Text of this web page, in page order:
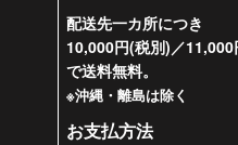
配送先一カ所につき
10,000円(税別)／
で送料無料。
※沖縄・離島は除く
お支払方法